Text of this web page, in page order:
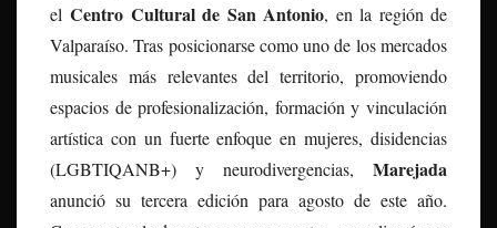
elCentro Cultural de San Antonio, en la región de
Valparaíso. Tras posicionarse como uno de los mercados
musicales más relevantes del territorio, promoviendo
espacios de profesionalización, formación y vinculación
artística con un fuerte enfoque en mujeres, disidencias
(LGBTIQANB+) y neurodivergencias, Marejada
anunció su tercera edición para agosto de este año.